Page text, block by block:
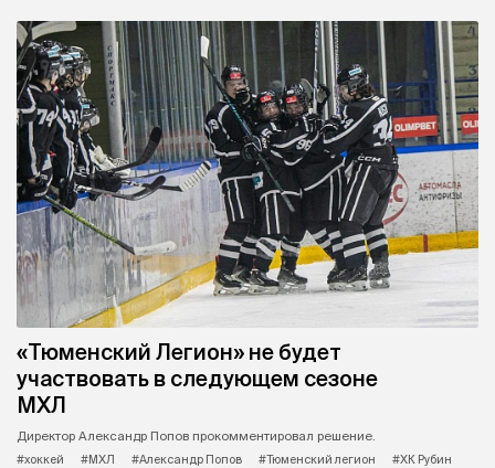
«Тюменский Легион» не будет
участвовать в следующем сезоне
МХЛ
Директор Александр Попов прокомментировал решение.
#хоккей
#МХЛ #Александр Попов #Тюменский легион
#ХК Рубин